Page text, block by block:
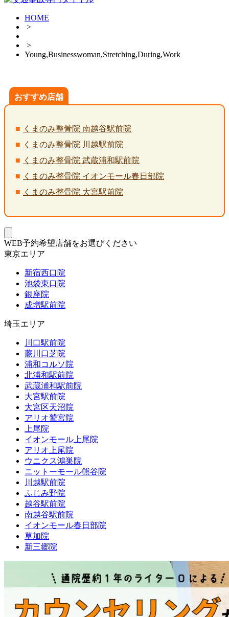
HOME
>
>
Young,Businesswoman,Stretching,During,Work
おすすめ店舗
くまのみ整骨院 南越谷駅前院
くまのみ整骨院 川越駅前院
くまのみ整骨院 武蔵浦和駅前院
くまのみ整骨院 イオンモール春日部院
くまのみ整骨院 大宮駅前院
WEB予約希望店舗をお選びください
東京エリア
新宿西口院
池袋東口院
銀座院
成増駅前院
埼玉エリア
川口駅前院
蕨川口芝院
浦和コルソ院
北浦和駅前院
武蔵浦和駅前院
大宮駅前院
大宮区天沼院
アリオ鷲宮院
上尾院
イオンモール上尾院
アリオ上尾院
ウニクス鴻巣院
ニットーモール熊谷院
川越駅前院
ふじみ野院
越谷駅前院
南越谷駅前院
イオンモール春日部院
草加院
新三郷院